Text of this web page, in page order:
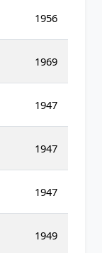
1956
1969
1947
1947
1947
1949